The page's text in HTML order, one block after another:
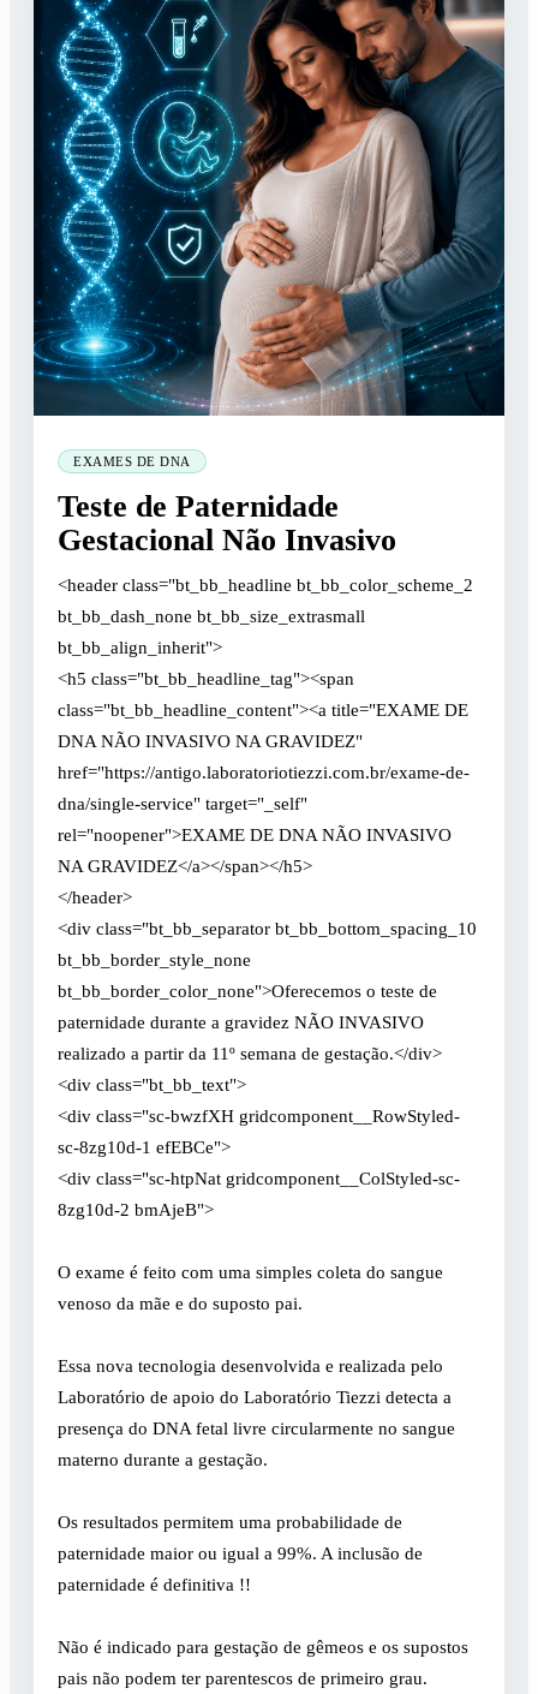
EXAMES DE DNA
Teste de Paternidade
Gestacional Não Invasivo
<header class="bt_bb_headline bt_bb_color_scheme_2
bt_bb_dash_none bt_bb_size_extrasmall
bt_bb_align_inherit">
<h5 class="bt_bb_headline_tag"><span
class="bt_bb_headline_content"><a title="EXAME DE
DNA NÃO INVASIVO NA GRAVIDEZ"
href="https://antigo.laboratoriotiezzi.com.br/exame-de-
dna/single-service" target="_self"
rel="noopener">EXAME DE DNA NÃO INVASIVO
NA GRAVIDEZ</a></span></h5>
</header>
<div class="bt_bb_separator bt_bb_bottom_spacing_10
bt_bb_border_style_none
bt_bb_border_color_none">Oferecemos o teste de
paternidade durante a gravidez NÃO INVASIVO
realizado a partir da 11º semana de gestação.</div>
<div class="bt_bb_text">
<div class="sc-bwzfXH gridcomponent__RowStyled-
sc-8zg10d-1 efEBCe">
<div class="sc-htpNat gridcomponent__ColStyled-sc-
8zg10d-2 bmAjeB">
O exame é feito com uma simples coleta do sangue
venoso da mãe e do suposto pai.
Essa nova tecnologia desenvolvida e realizada pelo
Laboratório de apoio do Laboratório Tiezzi detecta a
presença do DNA fetal livre circularmente no sangue
materno durante a gestação.
Os resultados permitem uma probabilidade de
paternidade maior ou igual a 99%. A inclusão de
paternidade é definitiva !!
Não é indicado para gestação de gêmeos e os supostos
pais não podem ter parentescos de primeiro grau.